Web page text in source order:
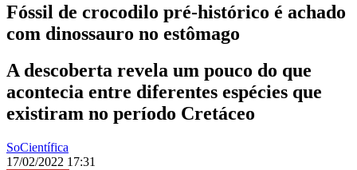
Fóssil de crocodilo pré-histórico é achado
com dinossauro no estômago
A descoberta revela um pouco do que
acontecia entre diferentes espécies que
existiram no período Cretáceo
SoCientífica
17/02/2022 17:31